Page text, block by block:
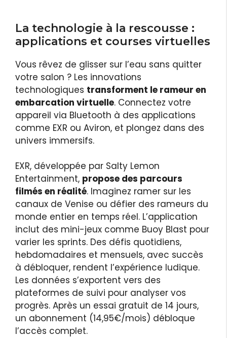
La technologie à la rescousse :
applications et courses virtuelles
Vous rêvez de glisser sur l’eau sans quitter
votre salon ? Les innovations
technologiques transforment le rameur en
embarcation virtuelle. Connectez votre
appareil via Bluetooth à des applications
comme EXR ou Aviron, et plongez dans des
univers immersifs.
EXR, développée par Salty Lemon
Entertainment, propose des parcours
filmés en réalité. Imaginez ramer sur les
canaux de Venise ou défier des rameurs du
monde entier en temps réel. L’application
inclut des mini-jeux comme Buoy Blast pour
varier les sprints. Des défis quotidiens,
hebdomadaires et mensuels, avec succès
à débloquer, rendent l’expérience ludique.
Les données s’exportent vers des
plateformes de suivi pour analyser vos
progrès. Après un essai gratuit de 14 jours,
un abonnement (14,95€/mois) débloque
l’accès complet.